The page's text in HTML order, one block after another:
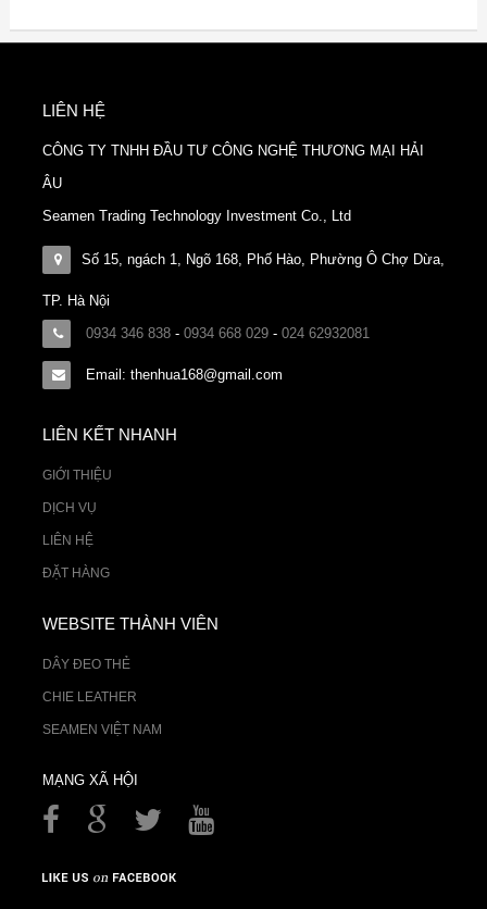
LIÊN HỆ
CÔNG TY TNHH ĐẦU TƯ CÔNG NGHỆ THƯƠNG MẠI HẢI
ÂU
Seamen Trading Technology Investment Co., Ltd
Số 15, ngách 1, Ngõ 168, Phố Hào, Phường Ô Chợ Dừa,
TP. Hà Nội
0934 346 838 - 0934 668 029 - 024 62932081
Email: thenhua168@gmail.com
LIÊN KẾT NHANH
GIỚI THIỆU
DỊCH VỤ
LIÊN HỆ
ĐẶT HÀNG
WEBSITE THÀNH VIÊN
DÂY ĐEO THẺ
CHIE LEATHER
SEAMEN VIỆT NAM
MẠNG XÃ HỘI